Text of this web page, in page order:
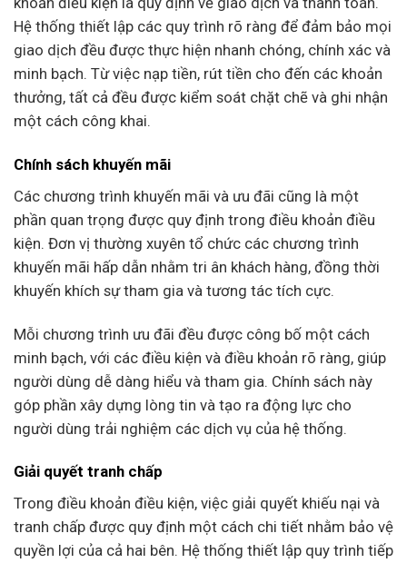
Hệ thống thiết lập các quy trình rõ ràng để đảm bảo mọi
giao dịch đều được thực hiện nhanh chóng, chính xác và
minh bạch. Từ việc nạp tiền, rút tiền cho đến các khoản
thưởng, tất cả đều được kiểm soát chặt chẽ và ghi nhận
một cách công khai.
Chính sách khuyến mãi
Các chương trình khuyến mãi và ưu đãi cũng là một
phần quan trọng được quy định trong điều khoản điều
kiện. Đơn vị thường xuyên tổ chức các chương trình
khuyến mãi hấp dẫn nhằm tri ân khách hàng, đồng thời
khuyến khích sự tham gia và tương tác tích cực.
Mỗi chương trình ưu đãi đều được công bố một cách
minh bạch, với các điều kiện và điều khoản rõ ràng, giúp
người dùng dễ dàng hiểu và tham gia. Chính sách này
góp phần xây dựng lòng tin và tạo ra động lực cho
người dùng trải nghiệm các dịch vụ của hệ thống.
Giải quyết tranh chấp
Trong điều khoản điều kiện, việc giải quyết khiếu nại và
tranh chấp được quy định một cách chi tiết nhằm bảo vệ
quyền lợi của cả hai bên. Hệ thống thiết lập quy trình tiếp